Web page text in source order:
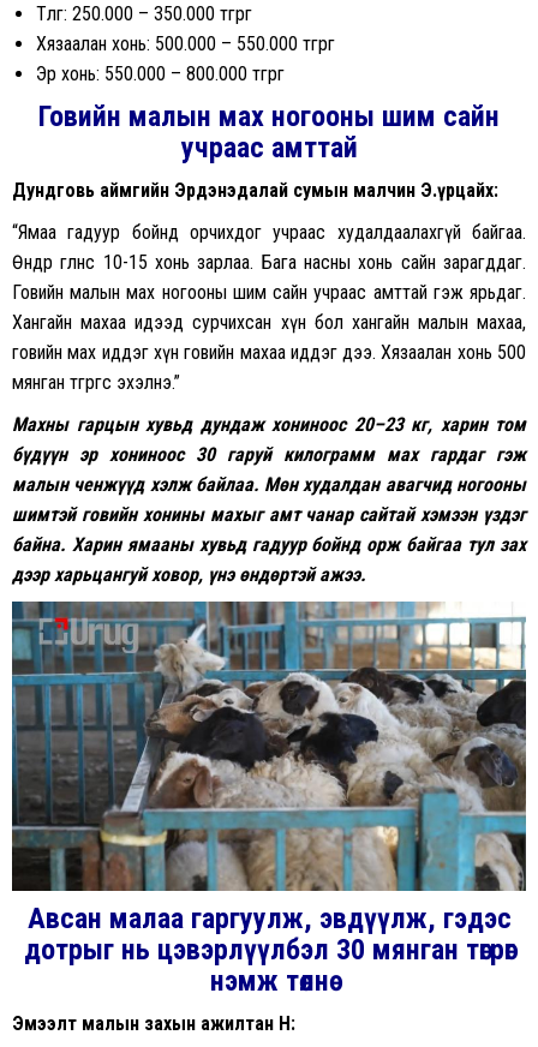
Төлөг: 250.000 – 350.000 төгрөг
Хязаалан хонь: 500.000 – 550.000 төгрөг
Эр хонь: 550.000 – 800.000 төгрөг
Говийн малын мах ногооны шим сайн
учраас амттай
Дундговь аймгийн Эрдэнэдалай сумын малчин Э.Үүрцайх:
“Ямаа гадуур бойнд орчихдог учраас худалдаалахгүй байгаа.
Өнөөдөр өглөөнөөс 10-15 хонь зарлаа. Бага насны хонь сайн зарагддаг.
Говийн малын мах ногооны шим сайн учраас амттай гэж ярьдаг.
Хангайн махаа идээд сурчихсан хүн бол хангайн малын махаа,
говийн мах иддэг хүн говийн махаа иддэг дээ. Хязаалан хонь 500
мянган төгрөгөөс эхэлнэ.”
Махны гарцын хувьд дундаж хониноос 20–23 кг, харин том
бүдүүн эр хониноос 30 гаруй килограмм мах гардаг гэж
малын ченжүүд хэлж байлаа. Мөн худалдан авагчид ногооны
шимтэй говийн хонины махыг амт чанар сайтай хэмээн үздэг
байна. Харин ямааны хувьд гадуур бойнд орж байгаа тул зах
дээр харьцангуй ховор, үнэ өндөртэй ажээ.
Авсан малаа гаргуулж, эвдүүлж, гэдэс
дотрыг нь цэвэрлүүлбэл 30 мянган төгрөг
нэмж төлнө
Эмээлт малын захын ажилтан Н: